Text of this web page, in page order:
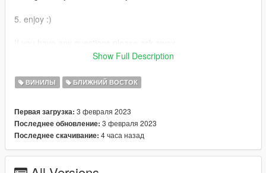
5. enjoy :)
now!
Show Full Description
ВИНИЛЫ БЛИЖНИЙ ВОСТОК
Первая загрузка: 3 февраля 2023
Последнее обновление: 3 февраля 2023
Последнее скачивание: 4 часа назад